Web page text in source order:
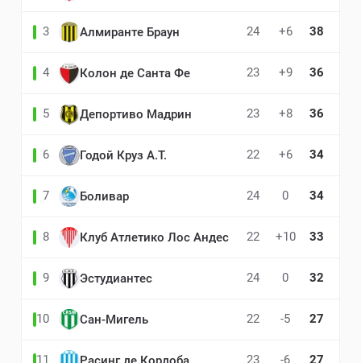
3 Алмиранте Браун 24 +6 38
4 Колон де Санта Фе 23 +9 36
5 Депортиво Мадрин 23 +8 36
6 Годой Круз А.Т. 22 +6 34
7 Боливар 24 0 34
8 Клуб Атлетико Лос Андес 22 +10 33
9 Эстудиантес 24 0 32
10 Сан-Мигель 22 -5 27
11 23 -6 27